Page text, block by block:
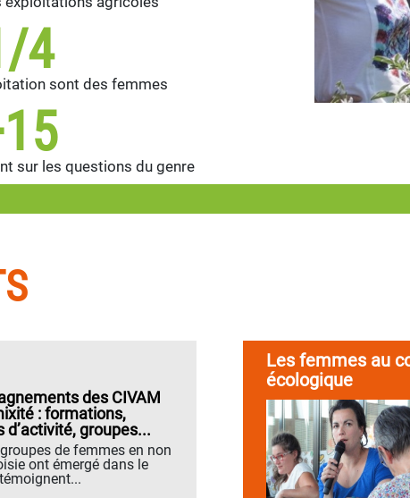
4
sont des femmes
sur les questions du genre
des CIVAM
: formations,
d’activité, groupes...
de femmes en non
ont émergé dans le
Les femmes au
écologique